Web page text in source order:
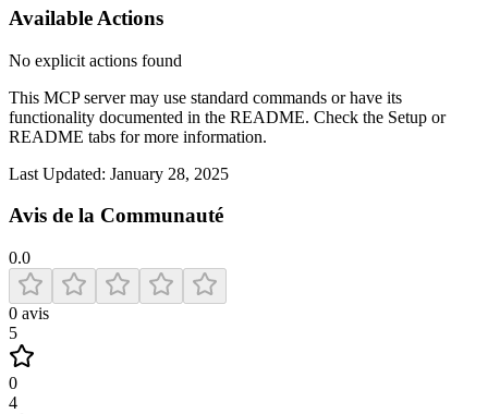
Available Actions
No explicit actions found
This MCP server may use standard commands or have its
functionality documented in the README. Check the Setup or
README tabs for more information.
Last Updated: January 28, 2025
Avis de la Communauté
0.0
0 avis
5
0
4